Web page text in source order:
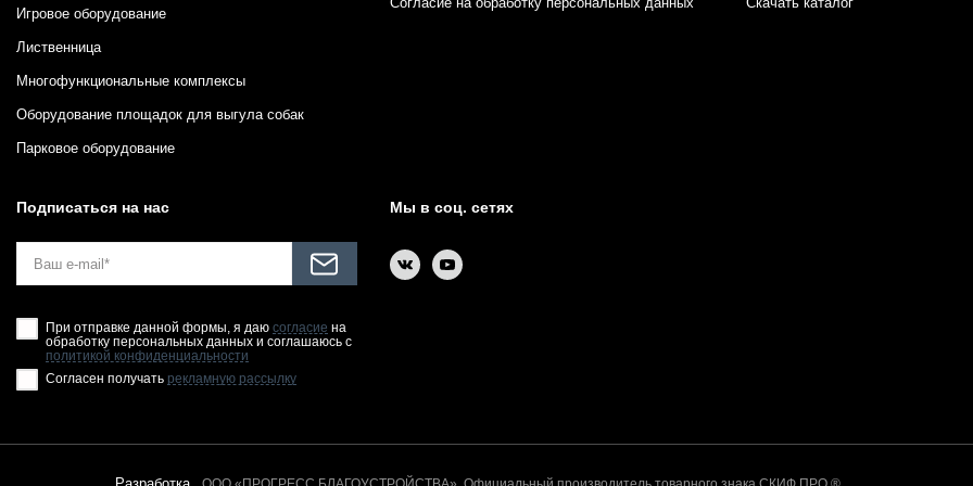
Игровое оборудование
Лиственница
Многофункциональные комплексы
Оборудование площадок для выгула собак
Парковое оборудование
Подписаться на нас
При отправке данной формы, я даю согласие на
обработку персональных данных и соглашаюсь с
политикой конфиденциальности
Согласен получать рекламную рассылку
Мы в соц. сетях